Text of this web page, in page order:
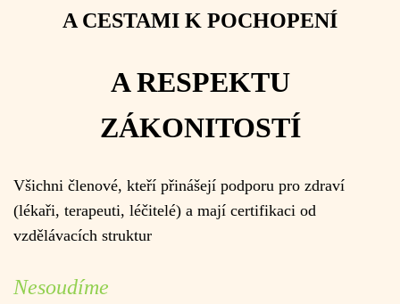
A CESTAMI K POCHOPENÍ
A RESPEKTU
ZÁKONITOSTÍ
Všichni členové, kteří přinášejí podporu pro zdraví
(lékaři, terapeuti, léčitelé) a mají certifikaci od
vzdělávacích struktur
Nesoudíme